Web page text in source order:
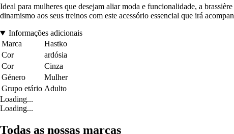
Ideal para mulheres que desejam aliar moda e funcionalidade, a
dinamismo aos seus treinos com este acessório essencial que irá
Informações adicionais
Marca
Hastko
Cor
ardósia
Cor
Cinza
Género
Mulher
Grupo etário Adulto
Loading...
Loading...
Todas as nossas marcas